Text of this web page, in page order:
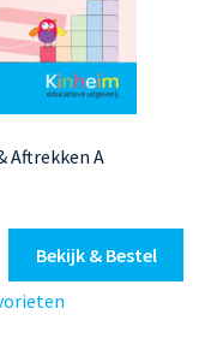
Aftrekken A
Bekijk & Bestel